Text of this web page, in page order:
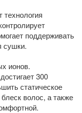
поддерживать
сушки.
ионов.
300
статическое
волос, а также